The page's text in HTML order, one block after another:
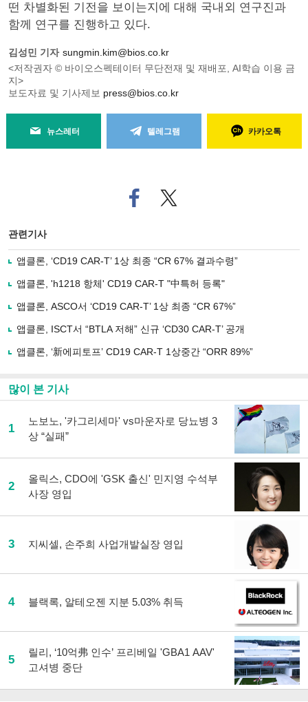
떤 차별화된 기전을 보이는지에 대해 국내외 연구진과
함께 연구를 진행하고 있다.
김성민 기자 sungmin.kim@bios.co.kr
<저작권자 © 바이오스펙테이터 무단전재 및 재배포, AI학습 이용 금
지>
보도자료 및 기사제보 press@bios.co.kr
뉴스레터 텔레그램 카카오톡
페
이
로
기
사
유
기
트위
터로
관련기사
앱클론, ‘CD19 CAR-T’ 1상 최종 “CR 67% 결과수령”
앱클론, 'h1218 항체' CD19 CAR-T "中특허 등록"
앱클론, ASCO서 ‘CD19 CAR-T’ 1상 최종 “CR 67%”
앱클론, ISCT서 “BTLA 저해” 신규 ‘CD30 CAR-T’ 공개
앱클론, ‘新에피토프’ CD19 CAR-T 1상중간 “ORR 89%”
많이 본 기사
1
노보노, '카그리세마' vs마운자로 당뇨병 3
상 “실패”
2
올릭스, CDO에 'GSK 출신' 민지영 수석부
사장 영입
3 지씨셀, 손주희 사업개발실장 영입
4 블랙록, 알테오젠 지분 5.03% 취득
5
릴리, ‘10억弗 인수’ 프리베일 'GBA1 AAV'
고셔병 중단